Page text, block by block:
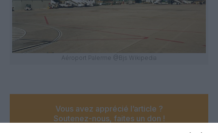
Aéroport Palerme @Bjs Wikipedia
Vous avez apprécié l’article ?
Soutenez-nous, faites un don !